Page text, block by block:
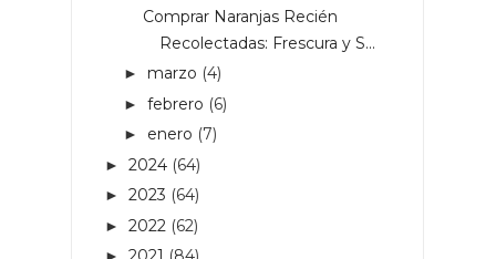
Comprar Naranjas Recién
Recolectadas: Frescura y S...
► marzo (4)
► febrero (6)
► enero (7)
► 2024 (64)
► 2023 (64)
► 2022 (62)